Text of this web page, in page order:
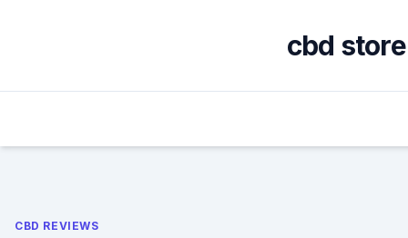
cbd
CBD REVIEWS